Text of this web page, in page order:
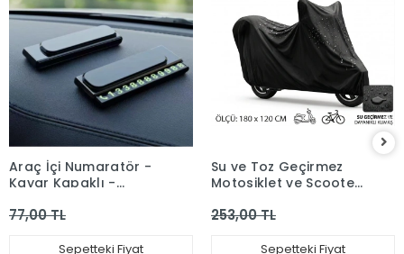
Araç İçi Numaratör -
Kayar Kapaklı -
77,00 TL
Sepetteki Fiyat
Su ve Toz Geçirmez
Motosiklet ve Scooter
180x120 cm
253,00 TL
Sepetteki Fiyat